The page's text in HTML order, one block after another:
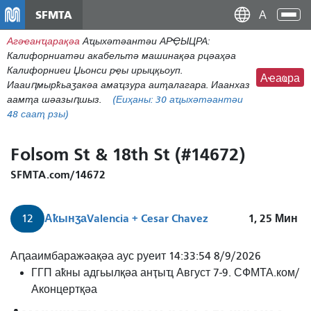
主
內
容
SFMTA
Агәҽанҵарақәа Аҵыхәтәантәи АРҾЫЦРА:
Калифорниатәи акабельтә машинақәа рцәаҳәа
Калифорниеи Џьонси рҿы ирыцқьоуп.
Иааиԥмырҟьаӡакәа амаҵзура аиҭалагара. Иаанхаз
аамҭа шәазыԥшыз.
(Еиҳаны: 30 аҵыхәтәантәи
48 сааҭ рзы)
Аҽаҩра
Folsom St & 18th St (#14672)
SFMTA.com/14672
12 АҟынӡаValencia + Cesar Chavez 1, 25 Мин
12
Фолсом/
Пасифик
Аԥааимбаражәақәа аус руеит 14:33:54 8/9/2026
ГГП аҟны адгьылқәа анҭыҵ Август 7-9. СФМТА.ком/
Аконцертқәа